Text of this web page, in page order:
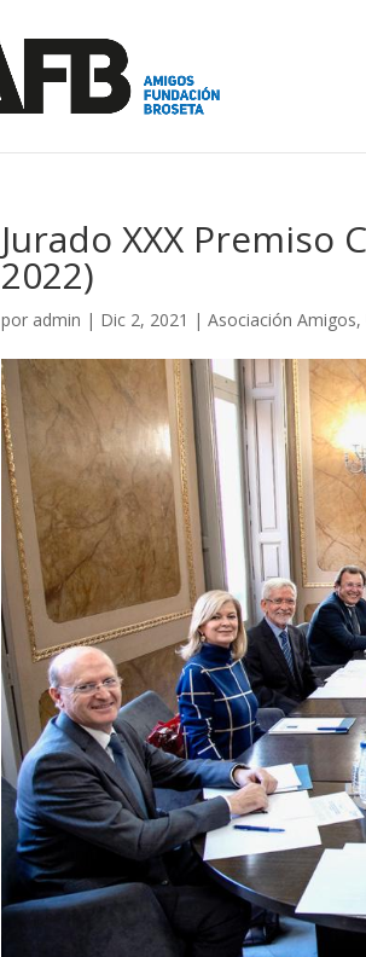
Jurado XXX Premiso
2022)
por admin | Dic 2, 2021 |Asociación Amigos,